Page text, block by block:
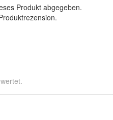
Produkt abgegeben.
.